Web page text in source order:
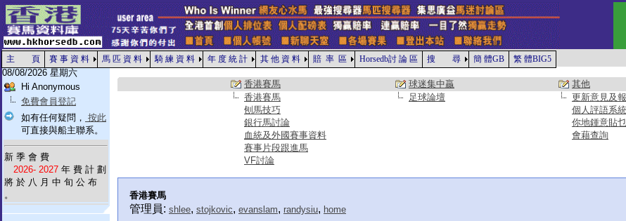
主 頁 賽 事 資 料 馬 匹 資 料 騎 練 資 料 年 度 統 計 其 他 資 料 賠 率 區 Horsedb討 論 區 搜 尋 簡 體GB 繁 體BIG5
08/08/2026 星期六
Hi Anonymous
免費會員登記
如有任何疑問， 按此
可直接與船主聯系。
新 季 會 費
2026- 2027 年 費 計 劃
將 於 八 月 中 旬 公 布
。
香港賽馬 球迷集中贏 其他
香港賽馬
足球論壇 更新意見及
刨馬技巧
個人評語系統
銀行馬討論
你地鍾意貼
血統及外國賽事資料
會藉查詢
賽事片段跟進馬
VF討論
香港賽馬
管理員: shlee, stojkovic, evanslam, randysiu, home